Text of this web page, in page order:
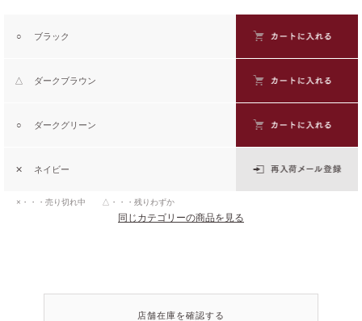
○ ブラック
△ ダークブラウン
○ ダークグリーン
✕ ネイビー
×・・・売り切れ中 △・・・残りわずか
同じカテゴリーの商品を見る
店舗在庫を確認する